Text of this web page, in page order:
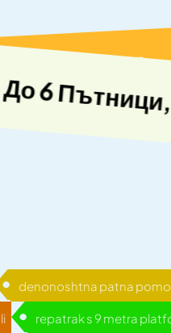
denonoshtna patna
repatrak s 9 metra